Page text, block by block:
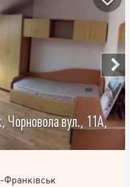
Чорновола вул., 11А,
Франківськ